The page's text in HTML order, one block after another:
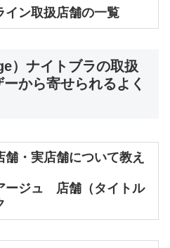
イン取扱店舗の一覧
）ナイトブラの取扱
から寄せられるよく
・実店舗について教え
ージュ 店舗（タイトル